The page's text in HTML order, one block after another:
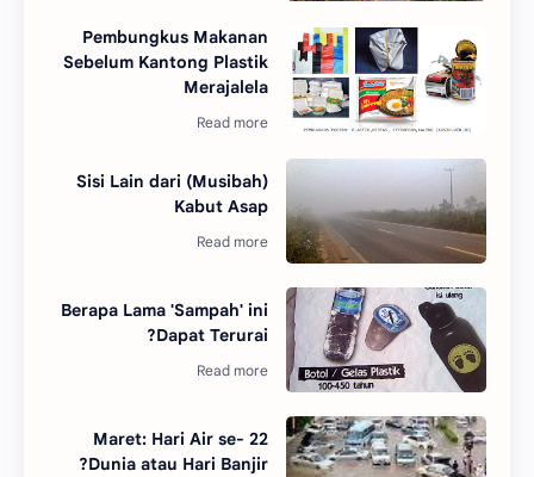
Pembungkus Makanan
Sebelum Kantong Plastik
Merajalela
Sisi Lain dari (Musibah)
Kabut Asap
Berapa Lama 'Sampah' ini
Dapat Terurai?
22 Maret: Hari Air se-
Dunia atau Hari Banjir?